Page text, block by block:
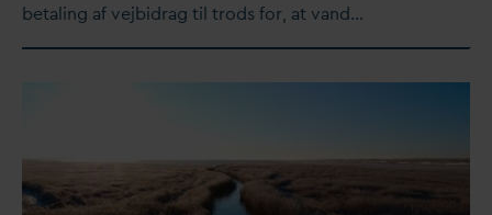
betaling af vejbidrag til trods for, at vand…